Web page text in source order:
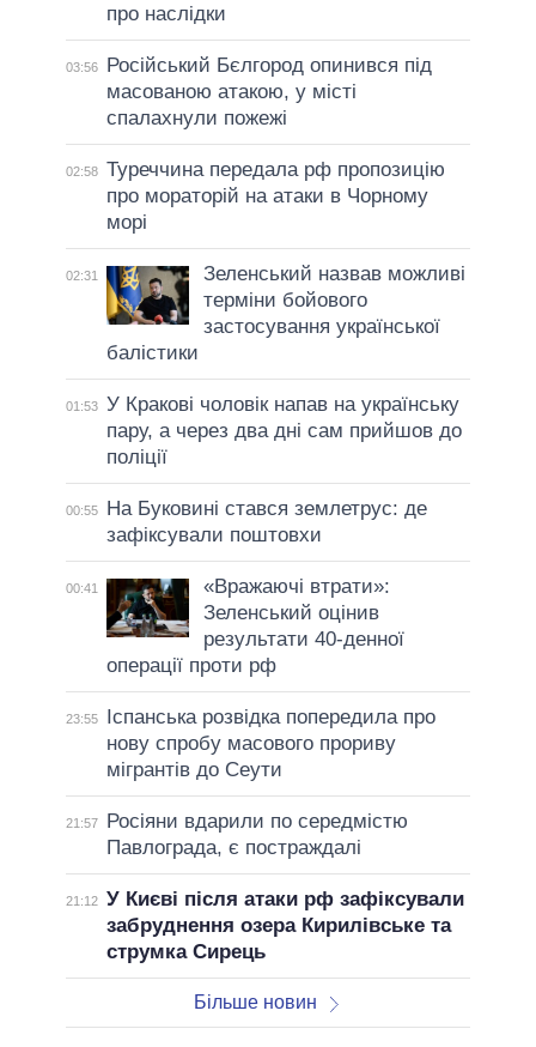
про наслідки
03:56
Російський Бєлгород опинився під
масованою атакою, у місті
спалахнули пожежі
02:58 Туреччина передала рф пропозицію
про мораторій на атаки в Чорному
морі
02:31
Зеленський назвав можливі
терміни бойового
застосування української
балістики
01:53 У Кракові чоловік напав на українську
пару, а через два дні сам прийшов до
поліції
00:55
На Буковині стався землетрус: де
зафіксували поштовхи
00:41
«Вражаючі втрати»:
Зеленський оцінив
результати 40-денної
операції проти рф
23:55
Іспанська розвідка попередила про
нову спробу масового прориву
мігрантів до Сеути
21:57
Росіяни вдарили по середмістю
Павлограда, є постраждалі
21:12 У Києві після атаки рф зафіксували
забруднення озера Кирилівське та
струмка Сирець
Більше новин